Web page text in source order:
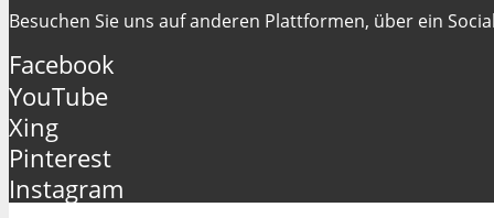
Besuchen Sie uns auf anderen Plattformen, über ein
Facebook
YouTube
Xing
Pinterest
Instagram